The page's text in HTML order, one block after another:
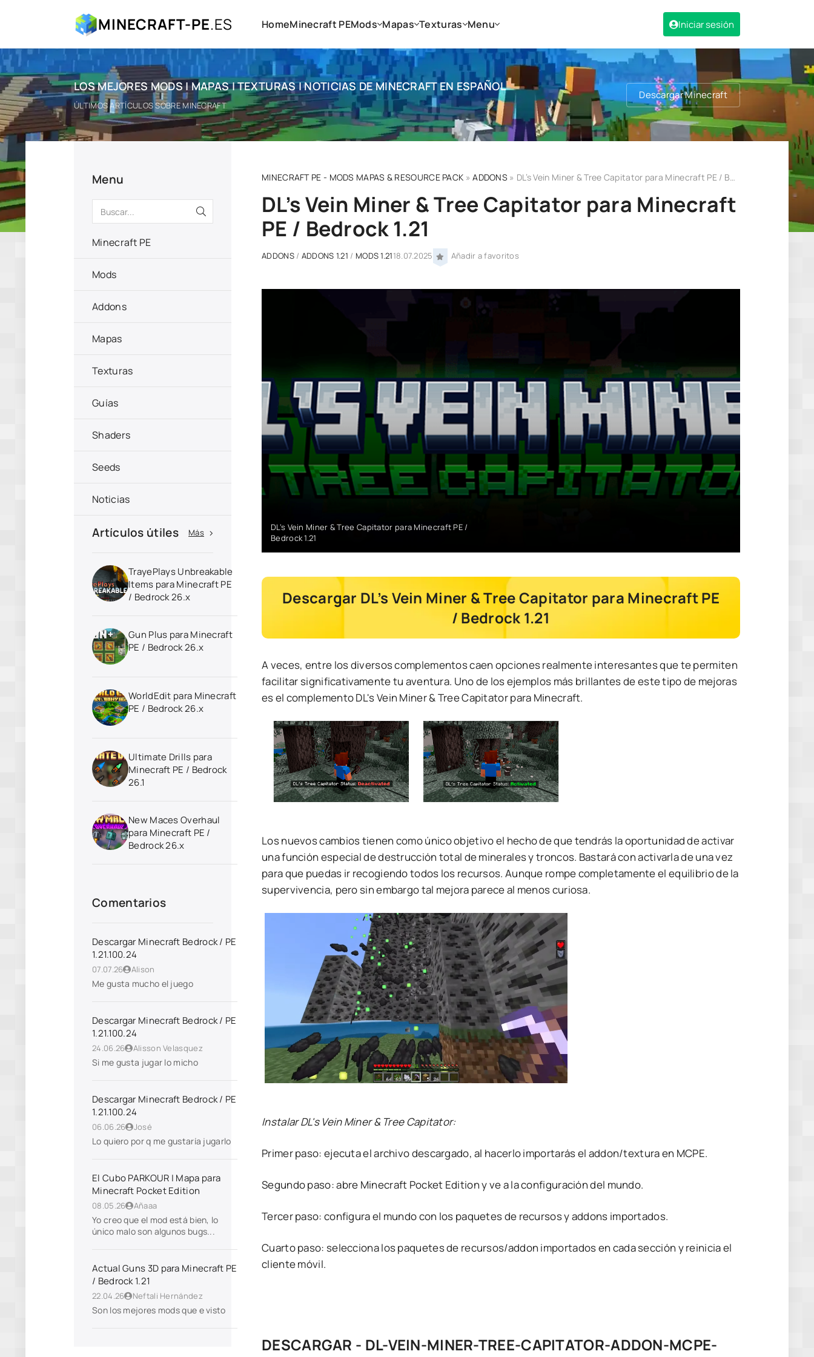
MINECRAFT-PE.ES HomeMinecraft PEMods Mapas Texturas Menu Iniciar sesión
LOS MEJORES MODS | MAPAS | TEXTURAS | NOTICIAS DE MINECRAFT EN ESPAÑOL
ÚLTIMOS ARTÍCULOS SOBRE MINECRAFT
Descargar Minecraft
MINECRAFT PE - MODS MAPAS & RESOURCE PACK »ADDONS » DL’s Vein Miner & Tree Capitator para Minecraft PE / Bedrock 1.21
DL’s Vein Miner & Tree Capitator para Minecraft
PE / Bedrock 1.21
ADDONS/ ADDONS 1.21 / MODS 1.2118.07.2025 Añadir a favoritos
DL’s Vein Miner & Tree Capitator para Minecraft PE /
Bedrock 1.21
Descargar DL’s Vein Miner & Tree Capitator para Minecraft PE
/ Bedrock 1.21
A veces, entre los diversos complementos caen opciones realmente interesantes que te permiten
facilitar significativamente tu aventura. Uno de los ejemplos más brillantes de este tipo de mejoras
es el complemento DL's Vein Miner & Tree Capitator para Minecraft.
Los nuevos cambios tienen como único objetivo el hecho de que tendrás la oportunidad de activar
una función especial de destrucción total de minerales y troncos. Bastará con activarla de una vez
para que puedas ir recogiendo todos los recursos. Aunque rompe completamente el equilibrio de la
supervivencia, pero sin embargo tal mejora parece al menos curiosa.
Instalar DL's Vein Miner & Tree Capitator:
Primer paso: ejecuta el archivo descargado, al hacerlo importarás el addon/textura en MCPE.
Segundo paso: abre Minecraft Pocket Edition y ve a la configuración del mundo.
Tercer paso: configura el mundo con los paquetes de recursos y addons importados.
Cuarto paso: selecciona los paquetes de recursos/addon importados en cada sección y reinicia el
cliente móvil.
DESCARGAR - DL-VEIN-MINER-TREE-CAPITATOR-ADDON-MCPE-
Menu
Minecraft PE
Mods
Addons
Mapas
Texturas
Guías
Shaders
Seeds
Noticias
Artículos útiles Más
TrayePlays Unbreakable
Items para Minecraft PE
/ Bedrock 26.x
Gun Plus para Minecraft
PE / Bedrock 26.x
WorldEdit para Minecraft
PE / Bedrock 26.x
Ultimate Drills para
Minecraft PE / Bedrock
26.1
New Maces Overhaul
para Minecraft PE /
Bedrock 26.x
Comentarios
Descargar Minecraft Bedrock / PE
1.21.100.24
07.07.26 Alison
Me gusta mucho el juego
Descargar Minecraft Bedrock / PE
1.21.100.24
24.06.26 Alisson Velasquez
Si me gusta jugar lo micho
Descargar Minecraft Bedrock / PE
1.21.100.24
06.06.26 José
Lo quiero por q me gustaría jugarlo
El Cubo PARKOUR | Mapa para
Minecraft Pocket Edition
08.05.26 Añaaa
Yo creo que el mod está bien, lo
único malo son algunos bugs...
Actual Guns 3D para Minecraft PE
/ Bedrock 1.21
22.04.26 Neftali Hernández
Son los mejores mods que e visto